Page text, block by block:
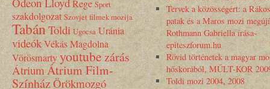
Rege Sport
szakdolgozat Szovjet filmek mozija
TabánToldi Ugocsa Uránia
videókVékás Magdolna
Vörösmartyyoutubezárás
Átrium Átrium Film-
SzínházÖrökmozgó
Tervek a közösségért: a
patak és a Maros mozi
Rothmann Gabriella írása-
epiteszforum.hu
Rövid történetek a magyar
hőskorából, MÚLT-KOR
Toldi mozi 2004, 2008